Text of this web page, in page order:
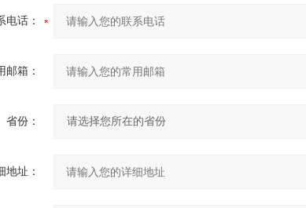
电话：
邮箱：
省份：
地址：